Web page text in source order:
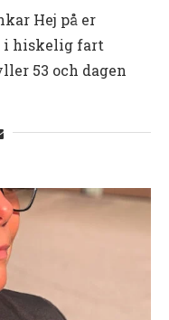
Hej på er
i hiskelig fart
53 och dagen